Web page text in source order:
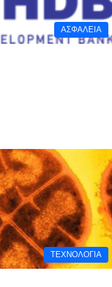
ΑΣΦΑΛΕΙΑ
ΤΕΧΝΟΛΟΓΙΑ